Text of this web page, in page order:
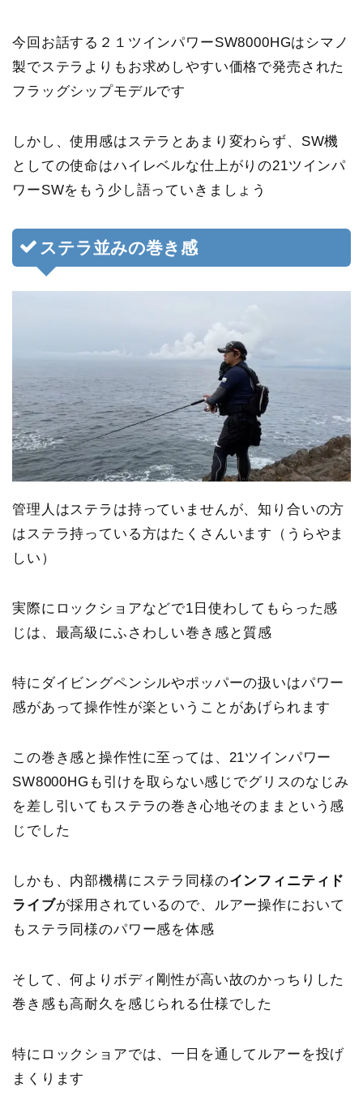
今回お話する２１ツインパワーSW8000HGはシマノ
製でステラよりもお求めしやすい価格で発売された
フラッグシップモデルです
しかし、使用感はステラとあまり変わらず、SW機
としての使命はハイレベルな仕上がりの21ツインパ
ワーSWをもう少し語っていきましょう
ステラ並みの巻き感
管理人はステラは持っていませんが、知り合いの方
はステラ持っている方はたくさんいます（うらやま
しい）
実際にロックショアなどで1日使わしてもらった感
じは、最高級にふさわしい巻き感と質感
特にダイビングペンシルやポッパーの扱いはパワー
感があって操作性が楽ということがあげられます
この巻き感と操作性に至っては、21ツインパワー
SW8000HGも引けを取らない感じでグリスのなじみ
を差し引いてもステラの巻き心地そのままという感
じでした
しかも、内部機構にステラ同様のインフィニティド
ライブが採用されているので、 ルアー操作において
もステラ同様のパワー感を体感
そして、何よりボディ剛性が高い故のかっちりした
巻き感も高耐久を感じられる仕様でした
特にロックショアでは、一日を通してルアーを投げ
まくります